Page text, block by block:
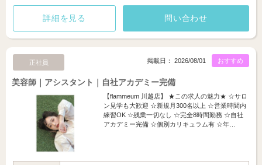
詳細を見る 問い合わせ
正社員 おすすめ
掲載日： 2026/08/01
美容師｜アシスタント｜自社アカデミー完備
【flammeum 川越店】 ★この求人の魅力★ ☆サロ
ン見学も大歓迎 ☆新規月300名以上 ☆営業時間内
練習OK ☆残業一切なし ☆完全8時間勤務 ☆自社
アカデミー完備 ☆個別カリキュラム有 ☆年…